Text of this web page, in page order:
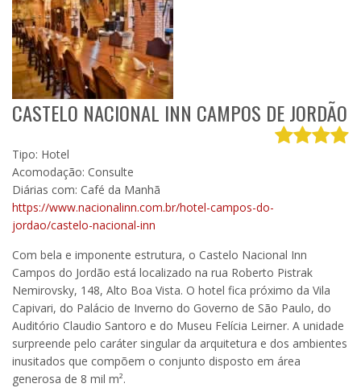
CASTELO NACIONAL INN CAMPOS DE JORDÃO
Tipo: Hotel
Acomodação: Consulte
Diárias com: Café da Manhã
https://www.nacionalinn.com.br/hotel-campos-do-
jordao/castelo-nacional-inn
Com bela e imponente estrutura, o Castelo Nacional Inn
Campos do Jordão está localizado na rua Roberto Pistrak
Nemirovsky, 148, Alto Boa Vista. O hotel fica próximo da Vila
Capivari, do Palácio de Inverno do Governo de São Paulo, do
Auditório Claudio Santoro e do Museu Felícia Leirner. A unidade
surpreende pelo caráter singular da arquitetura e dos ambientes
inusitados que compõem o conjunto disposto em área
generosa de 8 mil m².